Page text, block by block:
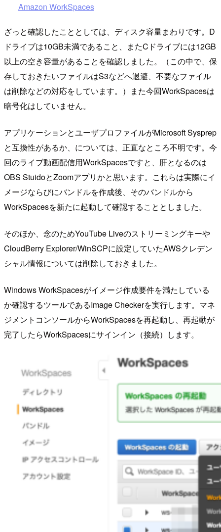
Amazon WorkSpaces
ざっと確認したこととしては、ディスク容量まわりです。D
ドライブは10GB未満であること、またCドライブには12GB
以上の空き容量があることを確認しました。（この中で、保
存しておきたいファイルはS3などへ退避、不要なファイル
は削除などの対応をしています。）また今回WorkSpacesは
暗号化はしていません。
アプリケーションとユーザプロファイルがMicrosoft Sysprep
と互換性があるか、については、正直なところ不明です。今
回のライブ動画配信用WorkSpacesですと、肝となるのは
OBS StuidoとZoomアプリかと思います。これらは実際にイ
メージならびにバンドルを作成後、そのバンドルから
WorkSpacesを新たに起動して確認することとしました。
そのほか、念のためYouTube Liveのストリーミングキーや
CloudBerry Explorer/WinSCPに設定していたAWSクレデン
シャル情報については削除しておきました。
Windows WorkSpacesがイメージ作成要件を満たしている
か確認するツールであるImage Checkerを実行します。マネ
ジメントコンソールからWorkSpacesを再起動し、再起動が
完了したらWorkSpacesにサインイン（接続）します。